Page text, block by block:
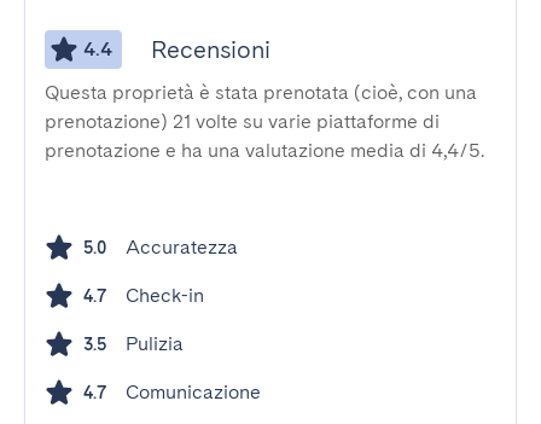
4.4 Recensioni
Questa proprietà è stata prenotata (cioè, con una
prenotazione) 21 volte su varie piattaforme di
prenotazione e ha una valutazione media di 4,4/5.
5.0 Accuratezza
4.7 Check-in
3.5 Pulizia
4.7 Comunicazione